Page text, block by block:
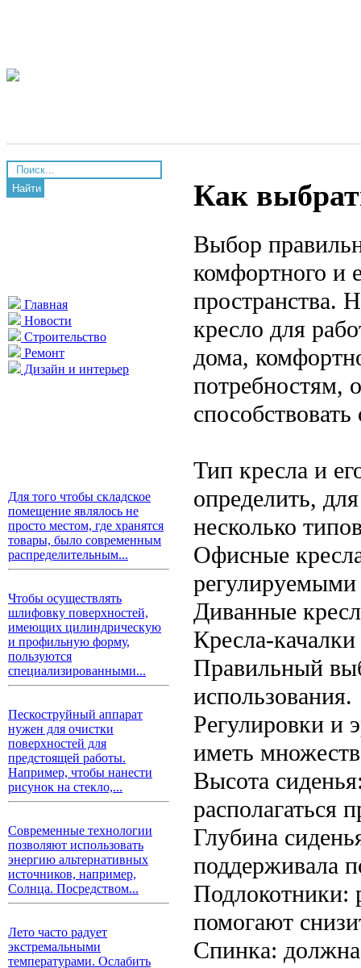
Найти
Главная
Новости
Строительство
Ремонт
Дизайн и интерьер
Для того чтобы складское
помещение являлось не
просто местом, где хранятся
товары, было современным
распределительным...
Чтобы осуществлять
шлифовку поверхностей,
имеющих цилиндрическую
и профильную форму,
пользуются
специализированными...
Пескоструйный аппарат
нужен для очистки
поверхностей для
предстоящей работы.
Например, чтобы нанести
рисунок на стекло,...
Современные технологии
позволяют использовать
энергию альтернативных
источников, например,
Солнца. Посредством...
Лето часто радует
экстремальными
температурами. Ослабить
Как
Выбор
комфортного и
пространства.
кресло для
дома,
потребностям,
Тип кресла и
определить,
несколько
Офисные
Диванные
Кресла-
Правильный
использования.
Регулировки и
иметь
Высота
располагаться
Глубина
поддерживала
Подлокотники:
помогают
Спинка: